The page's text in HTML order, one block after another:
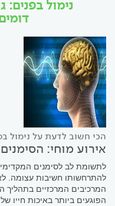
נימול בפנים:
הכי חשוב לדעת על נימול
אירוע מוחי:
לתשומת לב לסימנים
להתרחשותו חשיבות עצומה.
המרכיבים המרכזיים בתהליך
הפוגעים ביותר באיכות חייו